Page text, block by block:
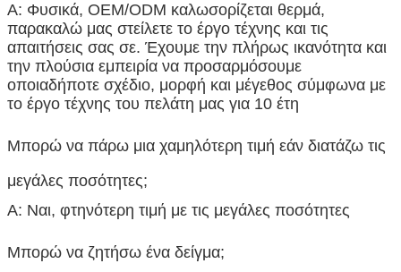
Α: Φυσικά, OEM/ODM καλωσορίζεται θερμά,
παρακαλώ μας στείλετε το έργο τέχνης και τις
απαιτήσεις σας σε. Έχουμε την πλήρως ικανότητα και
την πλούσια εμπειρία να προσαρμόσουμε
οποιαδήποτε σχέδιο, μορφή και μέγεθος σύμφωνα με
το έργο τέχνης του πελάτη μας για 10 έτη
Μπορώ να πάρω μια χαμηλότερη τιμή εάν διατάζω τις
μεγάλες ποσότητες;
Α: Ναι, φτηνότερη τιμή με τις μεγάλες ποσότητες
Μπορώ να ζητήσω ένα δείγμα;